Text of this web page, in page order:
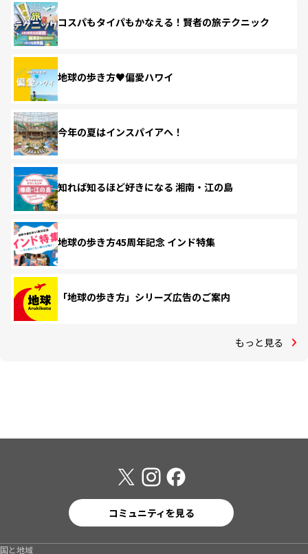
コスパもタイパもかなえる！賢者の旅テクニック
地球の歩き方♥偏愛ハワイ
今年の夏はインスパイアへ！
知れば知るほど好きになる 湘南・江の島
地球の歩き方45周年記念 インド特集
「地球の歩き方」シリーズ広告のご案内
もっと見る
コミュニティを見る
国と地域